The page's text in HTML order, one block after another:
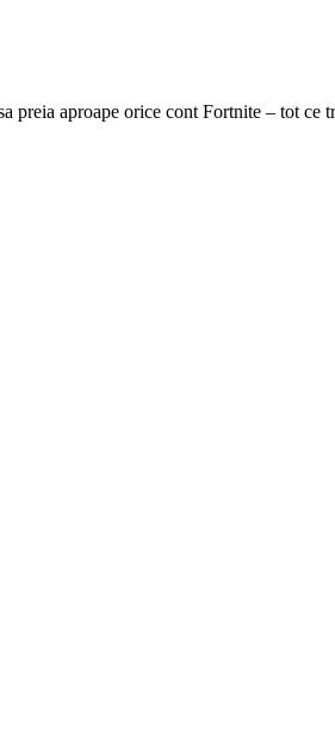
aproape orice cont Fortnite – tot ce